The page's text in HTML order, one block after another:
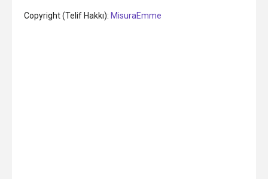
Copyright (Telif Hakkı): MisuraEmme